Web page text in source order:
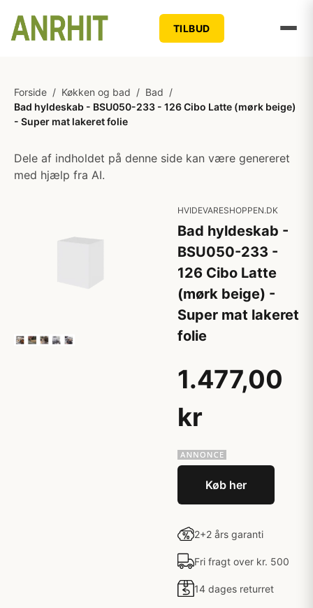
TILBUD
Forside / Køkken og bad / Bad /
Bad hyldeskab - BSU050-233 - 126 Cibo Latte (mørk beige)
- Super mat lakeret folie
Dele af indholdet på denne side kan være genereret
med hjælp fra AI.
HVIDEVARESHOPPEN.DK
Bad hyldeskab -
BSU050-233 -
126 Cibo Latte
(mørk beige) -
Super mat lakeret
folie
1.477,00
kr
Køb her
2+2 års garanti
Fri fragt over kr. 500
14 dages returret